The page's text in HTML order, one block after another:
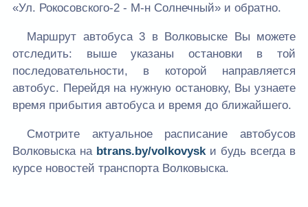
«Ул. Рокосовского-2 - М-н Солнечный» и обратно.
Маршрут автобуса 3 в Волковыске Вы можете
отследить: выше указаны остановки в той
последовательности, в которой направляется
автобус. Перейдя на нужную остановку, Вы узнаете
время прибытия автобуса и время до ближайшего.
Смотрите актуальное расписание автобусов
Волковыска на btrans.by/volkovysk и будь всегда в
курсе новостей транспорта Волковыска.